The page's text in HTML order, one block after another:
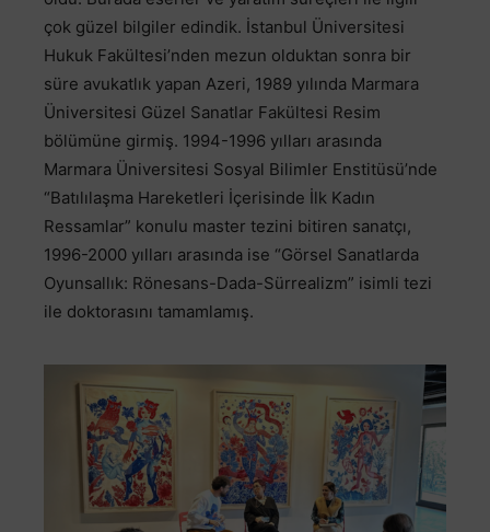
çok güzel bilgiler edindik. İstanbul Üniversitesi
Hukuk Fakültesi’nden mezun olduktan sonra bir
süre avukatlık yapan Azeri, 1989 yılında Marmara
Üniversitesi Güzel Sanatlar Fakültesi Resim
bölümüne girmiş. 1994-1996 yılları arasında
Marmara Üniversitesi Sosyal Bilimler Enstitüsü’nde
“Batılılaşma Hareketleri İçerisinde İlk Kadın
Ressamlar” konulu master tezini bitiren sanatçı,
1996-2000 yılları arasında ise “Görsel Sanatlarda
Oyunsallık: Rönesans-Dada-Sürrealizm” isimli tezi
ile doktorasını tamamlamış.